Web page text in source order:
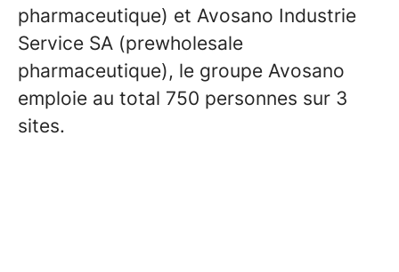
pharmaceutique) et Avosano Industrie
Service SA (prewholesale
pharmaceutique), le groupe Avosano
emploie au total 750 personnes sur 3
sites.